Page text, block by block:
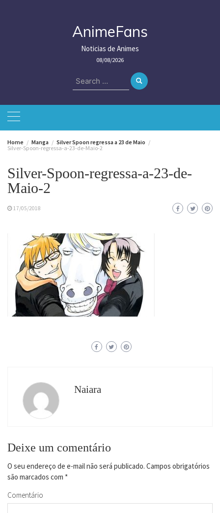
AnimeFans
Noticias de Animes
08/08/2026
Search
for:
Home Manga
Silver Spoon regressa a 23 de Maio
Silver-Spoon-regressa-a-23-de-Maio-2
Silver-Spoon-regressa-a-23-de-
Maio-2
17/05/2018
Naiara
Deixe um comentário
O seu endereço de e-mail não será publicado. Campos obrigatórios
são marcados com *
Comentário